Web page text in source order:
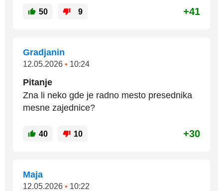
50 9 +41
Gradjanin
12.05.2026 • 10:24
Pitanje
Zna li neko gde je radno mesto presednika
mesne zajednice?
40 10 +30
Maja
12.05.2026 • 10:22